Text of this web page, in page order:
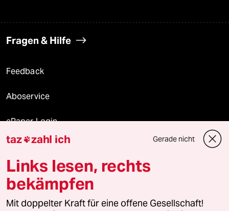
Fragen & Hilfe
Feedback
Aboservice
ePaper Login
Downloads für Abonnierende
© 2026 taz Verlags und Vertriebs GmbH
Alle Rechte vorbehalten. Bei rechtlichen Fragen oder für Genehmigungen
taz zahl ich Gerade nicht
Links lesen, rechts
bekämpfen
Mit doppelter Kraft für eine offene Gesellschaft!